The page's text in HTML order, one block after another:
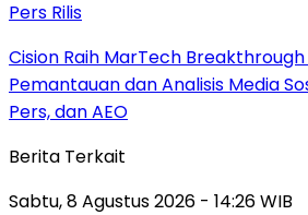
Pers Rilis
Cision Raih MarTech
Pemantauan dan Analisis Media
Pers, dan AEO
Berita Terkait
Sabtu, 8 Agustus 2026 - 14:26 WIB